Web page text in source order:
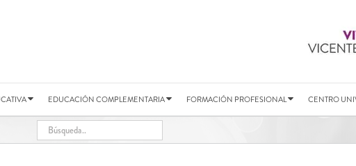
EDUCACIÓN COMPLEMENTARIA FORMACIÓN PROFESIONAL CENTRO